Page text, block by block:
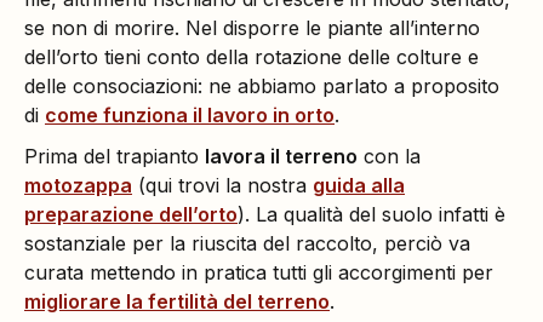
se non di morire. Nel disporre le piante all’interno
dell’orto tieni conto della rotazione delle colture e
delle consociazioni: ne abbiamo parlato a proposito
di come funziona il lavoro in orto.
Prima del trapianto lavora il terreno con la
motozappa (qui trovi la nostra guida alla
preparazione dell’orto). La qualità del suolo infatti è
sostanziale per la riuscita del raccolto, perciò va
curata mettendo in pratica tutti gli accorgimenti per
migliorare la fertilità del terreno.